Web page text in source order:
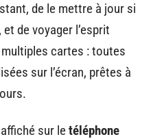
de le mettre à jour si
de voyager l’esprit
cartes : toutes
sur l’écran, prêtes à
affiché sur letéléphone